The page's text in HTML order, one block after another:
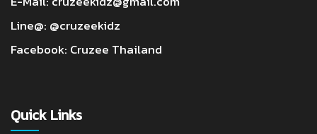
Line@: @cruzeekidz
Facebook: Cruzee Thailand
Quick Links